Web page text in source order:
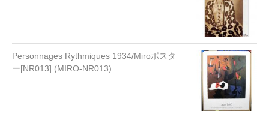
Personnages Rythmiques 1934/Miroポスタ
ー[NR013] (MIRO-NR013)